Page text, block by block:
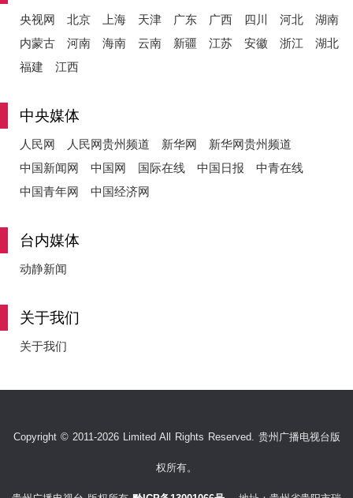
央视网 北京 上海 天津 广东 广西 四川 河北
湖南
内蒙古
河南 海南 云南 新疆 江苏 安徽 浙江
湖北
福建
江西
中央媒体
人民网 人民网贵州频道 新华网
新华网贵州频道
中国新闻网
中国网 国际在线 中国日报
中青在线
中国青年网
中国经济网
台内媒体
动静新闻
关于我们
关于我们
Copyright © 2011-2026 Limited All Rights Reserved. 贵州广播电视台版
权所有。